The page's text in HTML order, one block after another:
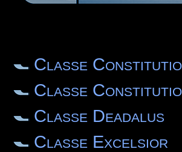
Classe
Classe
Classe Deadalus
Classe Excelsior